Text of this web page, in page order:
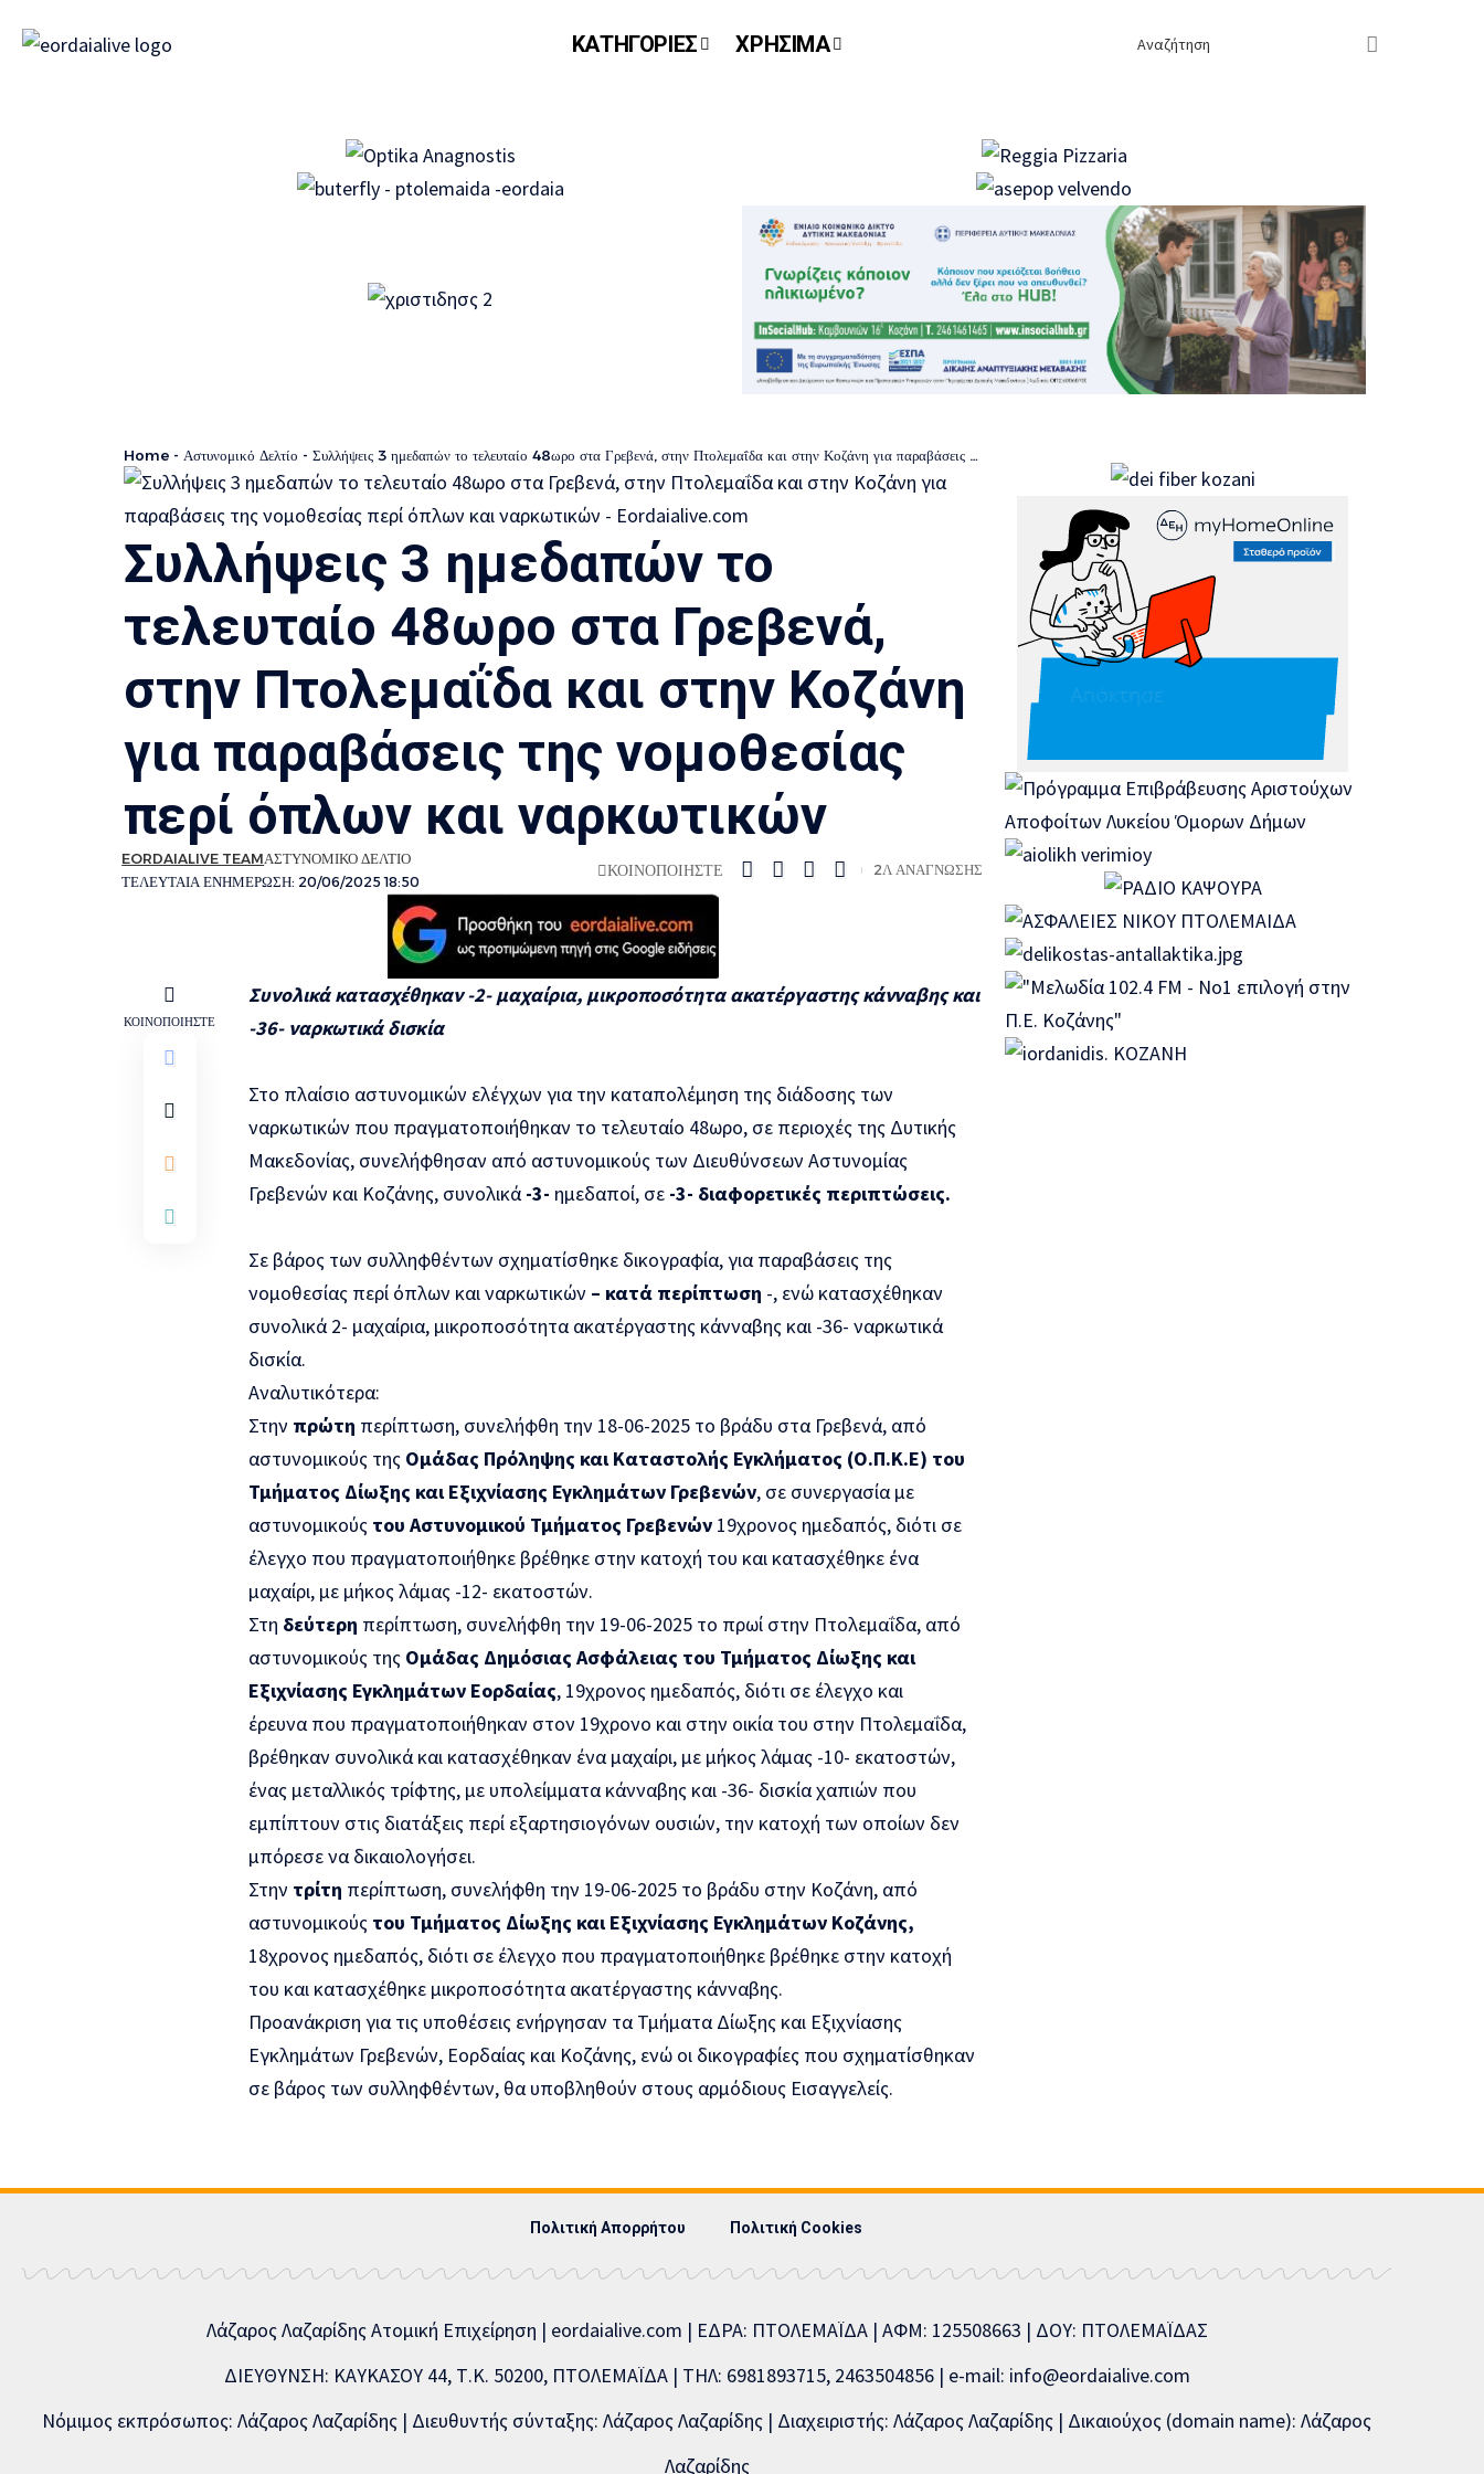
ΚΑΤΗΓΟΡΙΕΣ ΧΡΗΣΙΜΑ
Home - Αστυνομικό Δελτίο - Συλλήψεις 3 ημεδαπών το τελευταίο 48ωρο στα Γρεβενά, στην Πτολεμαΐδα και στην Κοζάνη για παραβάσεις της νομοθεσίας περί όπλων και ναρκωτικών
Συλλήψεις 3 ημεδαπών το
τελευταίο 48ωρο στα Γρεβενά,
στην Πτολεμαΐδα και στην Κοζάνη
για παραβάσεις της νομοθεσίας
περί όπλων και ναρκωτικών
ΤΕΛΕΥΤΑΙΑ ΕΝΗΜΕΡΩΣΗ: 20/06/2025 18:50
EORDAIALIVE TEAMΑΣΤΥΝΟΜΙΚΟ ΔΕΛΤΙΟ
ΚΟΙΝΟΠΟΙΗΣΤΕ 2Λ ΑΝΑΓΝΩΣΗΣ
ΚΟΙΝΟΠΟΙΗΣΤΕ
Συνολικά κατασχέθηκαν -2- μαχαίρια, μικροποσότητα ακατέργαστης κάνναβης και
-36- ναρκωτικά δισκία
Στο πλαίσιο αστυνομικών ελέγχων για την καταπολέμηση της διάδοσης των
ναρκωτικών που πραγματοποιήθηκαν το τελευταίο 48ωρο, σε περιοχές της Δυτικής
Μακεδονίας, συνελήφθησαν από αστυνομικούς των Διευθύνσεων Αστυνομίας
Γρεβενών και Κοζάνης, συνολικά -3- ημεδαποί, σε -3- διαφορετικές περιπτώσεις.
Σε βάρος των συλληφθέντων σχηματίσθηκε δικογραφία, για παραβάσεις της
νομοθεσίας περί όπλων και ναρκωτικών – κατά περίπτωση -, ενώ κατασχέθηκαν
συνολικά 2- μαχαίρια, μικροποσότητα ακατέργαστης κάνναβης και -36- ναρκωτικά
δισκία.
Αναλυτικότερα:
Στην πρώτη περίπτωση, συνελήφθη την 18-06-2025 το βράδυ στα Γρεβενά, από
αστυνομικούς της Ομάδας Πρόληψης και Καταστολής Εγκλήματος (Ο.Π.Κ.Ε) του
Τμήματος Δίωξης και Εξιχνίασης Εγκλημάτων Γρεβενών, σε συνεργασία με
αστυνομικούς του Αστυνομικού Τμήματος Γρεβενών 19χρονος ημεδαπός, διότι σε
έλεγχο που πραγματοποιήθηκε βρέθηκε στην κατοχή του και κατασχέθηκε ένα
μαχαίρι, με μήκος λάμας -12- εκατοστών.
Στη δεύτερη περίπτωση, συνελήφθη την 19-06-2025 το πρωί στην Πτολεμαΐδα, από
αστυνομικούς της Ομάδας Δημόσιας Ασφάλειας του Τμήματος Δίωξης και
Εξιχνίασης Εγκλημάτων Εορδαίας, 19χρονος ημεδαπός, διότι σε έλεγχο και
έρευνα που πραγματοποιήθηκαν στον 19χρονο και στην οικία του στην Πτολεμαΐδα,
βρέθηκαν συνολικά και κατασχέθηκαν ένα μαχαίρι, με μήκος λάμας -10- εκατοστών,
ένας μεταλλικός τρίφτης, με υπολείμματα κάνναβης και -36- δισκία χαπιών που
εμπίπτουν στις διατάξεις περί εξαρτησιογόνων ουσιών, την κατοχή των οποίων δεν
μπόρεσε να δικαιολογήσει.
Στην τρίτη περίπτωση, συνελήφθη την 19-06-2025 το βράδυ στην Κοζάνη, από
αστυνομικούς του Τμήματος Δίωξης και Εξιχνίασης Εγκλημάτων Κοζάνης,
18χρονος ημεδαπός, διότι σε έλεγχο που πραγματοποιήθηκε βρέθηκε στην κατοχή
του και κατασχέθηκε μικροποσότητα ακατέργαστης κάνναβης.
Προανάκριση για τις υποθέσεις ενήργησαν τα Τμήματα Δίωξης και Εξιχνίασης
Εγκλημάτων Γρεβενών, Εορδαίας και Κοζάνης, ενώ οι δικογραφίες που σχηματίσθηκαν
σε βάρος των συλληφθέντων, θα υποβληθούν στους αρμόδιους Εισαγγελείς.
Πολιτική Απορρήτου Πολιτική Cookies
Λάζαρος Λαζαρίδης Ατομική Επιχείρηση | eordaialive.com | ΕΔΡΑ: ΠΤΟΛΕΜΑΪΔΑ | ΑΦΜ: 125508663 | ΔΟΥ: ΠΤΟΛΕΜΑΪΔΑΣ
ΔΙΕΥΘΥΝΣΗ: ΚΑΥΚΑΣΟΥ 44, Τ.Κ. 50200, ΠΤΟΛΕΜΑΪΔΑ | ΤΗΛ: 6981893715, 2463504856 | e-mail: info@eordaialive.com
Νόμιμος εκπρόσωπος: Λάζαρος Λαζαρίδης | Διευθυντής σύνταξης: Λάζαρος Λαζαρίδης | Διαχειριστής: Λάζαρος Λαζαρίδης | Δικαιούχος (domain name): Λάζαρος
Λαζαρίδης